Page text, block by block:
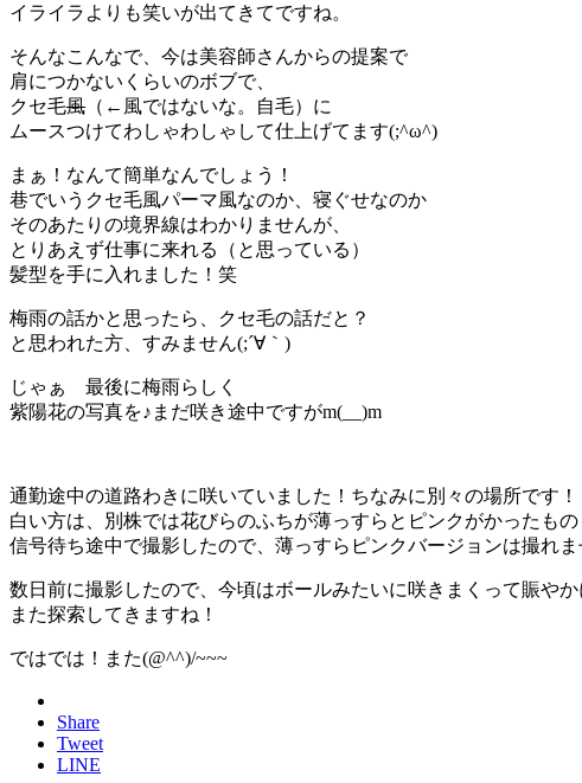
イライラよりも笑いが出てきてですね。
そんなこんなで、今は美容師さんからの提案で
肩につかないくらいのボブで、
クセ毛風 （←風ではないな。自毛）に
ムースつけてわしゃわしゃして仕上げてます(;^ω^)
まぁ！なんて簡単なんでしょう！
巷でいうクセ毛風パーマ風なのか、寝ぐせなのか
そのあたりの境界線はわかりませんが、
とりあえず仕事に来れる（と思っている）
髪型を手に入れました！笑
梅雨の話かと思ったら、クセ毛の話だと？
と思われた方、すみません(;´∀｀)
じゃぁ 最後に梅雨らしく
紫陽花の写真を♪まだ咲き途中ですがm(__)m
通勤途中の道路わきに咲いていました！ちなみに別々の場所です！
白い方は、別株では花びらのふちが薄っすらとピンクがかったも
信号待ち途中で撮影したので、薄っすらピンクバージョンは撮れま
数日前に撮影したので、今頃はボールみたいに咲きまくって賑や
また探索してきますね！
ではでは！また(@^^)/~~~
Share
Tweet
LINE